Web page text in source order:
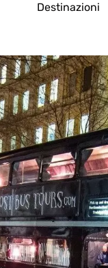
Destinazioni